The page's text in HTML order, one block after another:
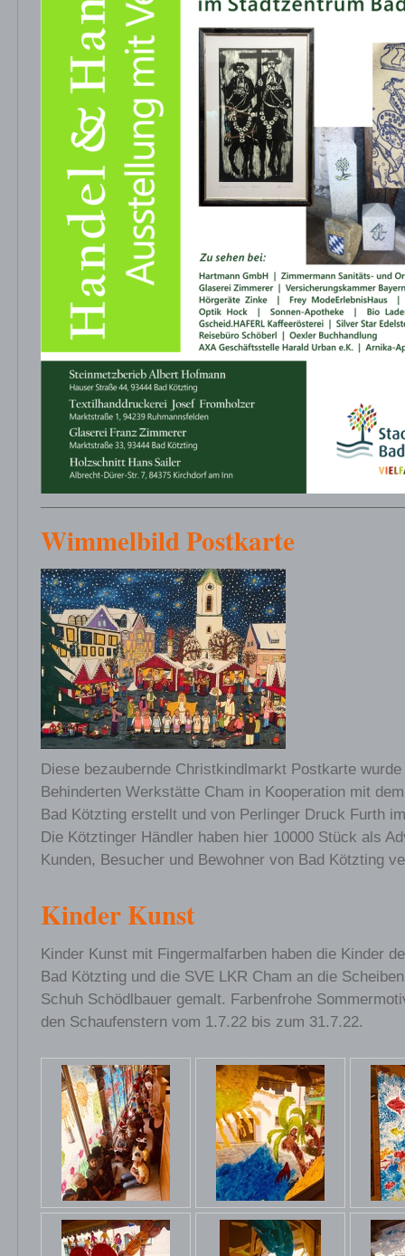
Wimmelbild Postkarte
Diese bezaubernde Christkindlmarkt Postkarte
Behinderten Werkstätte Cham in Kooperation mit
Bad Kötzting erstellt und von Perlinger Druck Furth
Die Kötztinger Händler haben hier 10000 Stück als
Kunden, Besucher und Bewohner von Bad Kötzting
Kinder Kunst
Kinder Kunst mit Fingermalfarben haben die Kinder
Bad Kötzting und die SVE LKR Cham an die
Schuh Schödlbauer gemalt. Farbenfrohe
den Schaufenstern vom 1.7.22 bis zum 31.7.22.